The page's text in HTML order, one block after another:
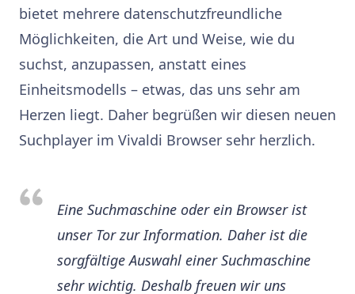
bietet mehrere datenschutzfreundliche
Möglichkeiten, die Art und Weise, wie du
suchst, anzupassen, anstatt eines
Einheitsmodells – etwas, das uns sehr am
Herzen liegt. Daher begrüßen wir diesen neuen
Suchplayer im Vivaldi Browser sehr herzlich.
Eine Suchmaschine oder ein Browser ist
unser Tor zur Information. Daher ist die
sorgfältige Auswahl einer Suchmaschine
sehr wichtig. Deshalb freuen wir uns